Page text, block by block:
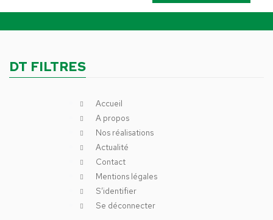
DT FILTRES
Accueil
A propos
Nos réalisations
Actualité
Contact
Mentions légales
S’identifier
Se déconnecter